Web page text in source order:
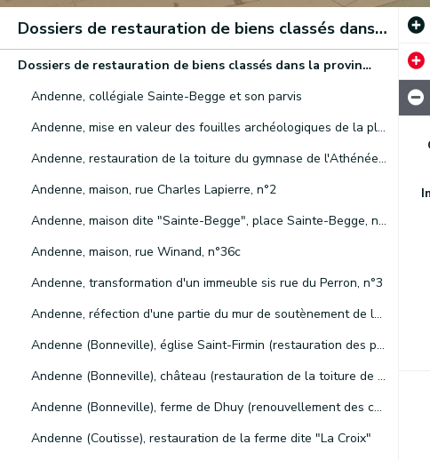
Dossiers de restauration de biens classés dans la province de Namur, du Brabant wallon et de Luxembourg (1933-2006)
Dossiers de restauration de biens classés dans la province de Namur, du Brabant wallon et de Luxembourg (1933-2006)
Andenne, collégiale Sainte-Begge et son parvis
Andenne, mise en valeur des fouilles archéologiques de la place du Chapitre
Andenne, restauration de la toiture du gymnase de l'Athénée royal "Jean Tousseul"
Andenne, maison, rue Charles Lapierre, n°2
Andenne, maison dite "Sainte-Begge", place Sainte-Begge, n°6
Andenne, maison, rue Winand, n°36c
Andenne, transformation d'un immeuble sis rue du Perron, n°3
Andenne, réfection d'une partie du mur de soutènement de la place Sainte-Begge
Andenne (Bonneville), église Saint-Firmin (restauration des peintures intérieures et entretien extérieur)
Andenne (Bonneville), château (restauration de la toiture de la tour, des corniches et souches de cheminées, des menuiseries et couvertures de l'horloge)
Andenne (Bonneville), ferme de Dhuy (renouvellement des châssis du corps de logis et aménagement d'une aile d'étable en gîte à la ferme)
Andenne (Coutisse), restauration de la ferme dite "La Croix"